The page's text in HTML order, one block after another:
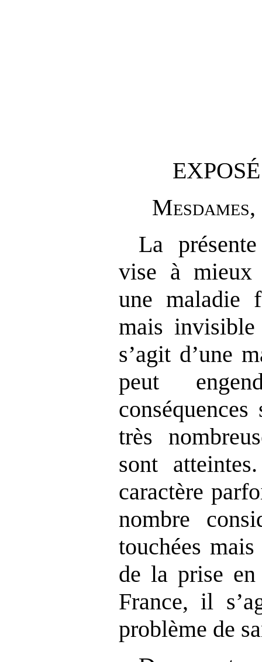
Mesdames
La
vise à mieux
une maladie
mais
s’agit d’une
peut
très
sont
caractère
nombre
touchées
de la prise en
France, il
problème de